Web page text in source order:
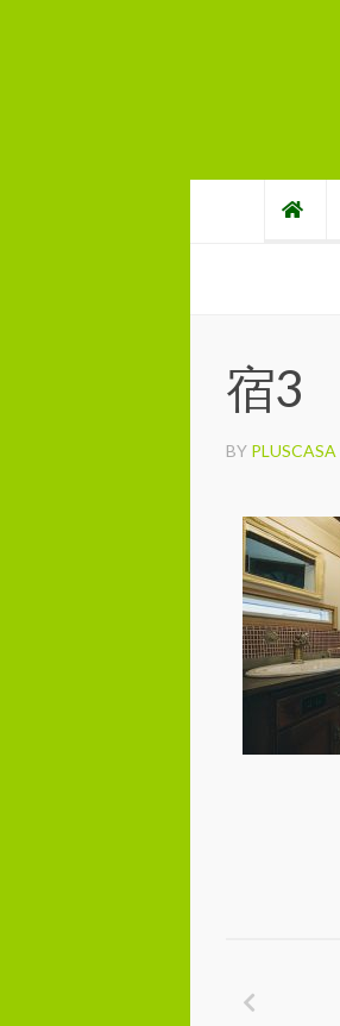
宿3
BY PLUSCASA